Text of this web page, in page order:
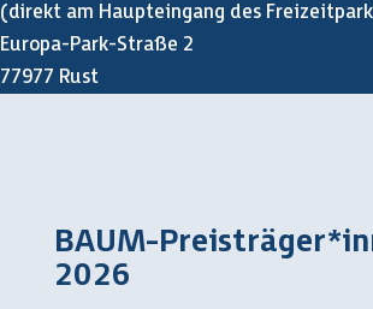
(direkt am Haupteingang des
Europa-Park-Straße 2
77977 Rust
BAUM-
2026